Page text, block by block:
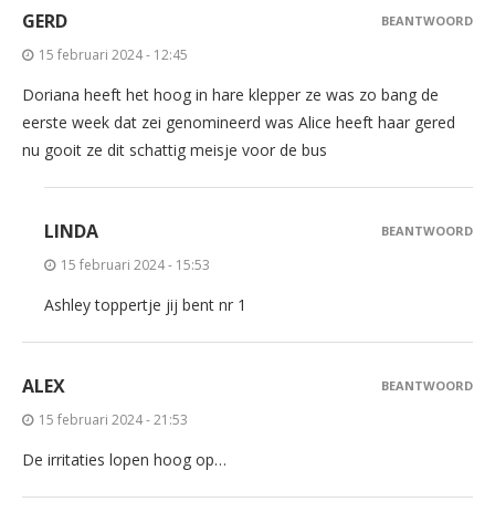
GERD
15 februari 2024 - 12:45
Doriana heeft het hoog in hare klepper ze was zo bang de
eerste week dat zei genomineerd was Alice heeft haar gered
nu gooit ze dit schattig meisje voor de bus
BEANTWOORD
LINDA
15 februari 2024 - 15:53
Ashley toppertje jij bent nr 1
BEANTWOORD
ALEX
15 februari 2024 - 21:53
De irritaties lopen hoog op…
BEANTWOORD